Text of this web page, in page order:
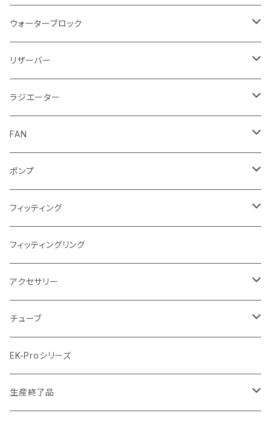
ウォーターブロック
CPUウォーターブロック
Intel
AMD
GPUウォーターブロック
NVIDIA
AMD
モノブロック
リザーバー
EK-RESチューブ（交換用）
EK-D5 Series
ディストロプレート
ラジエーター
ラジエーターサイズ240mm
ラジエーターサイズ280mm
ラジエーターサイズ360mm
ラジエーターサイズ420mm
ラジエーターサイズ480mm
ラジエーターサイズ560mm
FAN
FANサイズ120mm
FANサイズ140mm
ポンプ
ディストロプレート
フィッティング
ニッケル Nickel
サテンチタン SatinTitan
ブラック Black
ブラックニッケル BlackNickel
ゴールド Gold
フィッティングリング
アクセサリー
クーラント
マウスパッド
ツール
チューブ
材質
ハード（PETG）
サイズ（OD:外径 / ID:内径）
EK-Proシリーズ
生産終了品